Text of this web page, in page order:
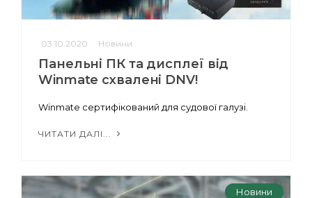
03.10.2020 Новини
Панельні ПК та дисплеї від
Winmate схвалені DNV!
Winmate сертифікований для судової галузі.
ЧИТАТИ ДАЛІ...
Новини